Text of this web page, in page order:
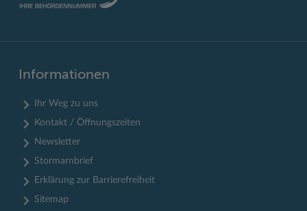
Informationen
Ihr Weg zu uns
Kontakt / Öffnungszeiten
Newsletter
Stormarnbrief
Erklärung zur Barrierefreiheit
Sitemap